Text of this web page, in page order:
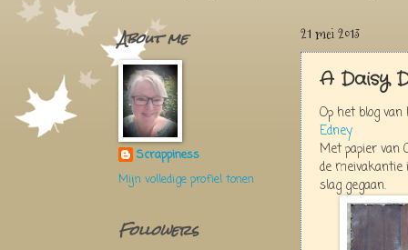
21 mei 2013
A Daisy
Op het blog
Edney
Met papier van
de
slag gegaan.
About me
Scrappiness
Mijn volledige profiel tonen
Followers